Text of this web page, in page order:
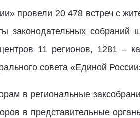
провели 20 478 встреч с
законодательных собраний
11 регионов, 1281 –
совета «Единой
в региональные
в представительные